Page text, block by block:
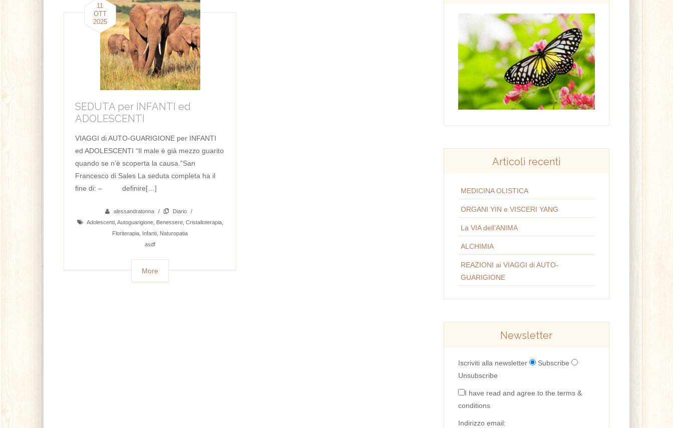
11
OTT
2025
SEDUTA per INFANTI ed
ADOLESCENTI
VIAGGI di AUTO-GUARIGIONE per INFANTI
ed ADOLESCENTI “Il male è già mezzo guarito
quando se n’è scoperta la causa.”San
Francesco di Sales La seduta completa ha il
fine di: – definire[…]
alessandratonna / Diario
/
Adolescenti, Autoguarigione, Benessere, Cristalloterapia,
Floriterapia Infanti Naturopatia
asdf
More
Articoli recenti
MEDICINA OLISTICA
ORGANI YIN e VISCERI YANG
La VIA dell’ANIMA
ALCHIMIA
REAZIONI ai VIAGGI di AUTO-
GUARIGIONE
Newsletter
Iscriviti alla newsletter
Subscribe
Unsubscribe
I have read and agree to the terms &
conditions
Indirizzo email: